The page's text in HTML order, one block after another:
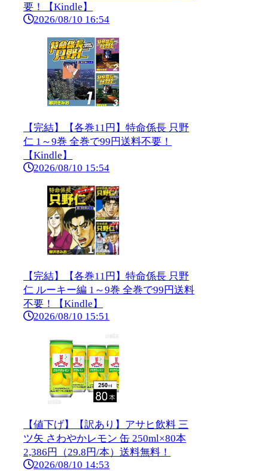
要！【Kindle】
2026/08/10 16:54
【完結】【各巻11円】特命係長 只野
仁 1～9巻 全巻で99円送料不要！
【Kindle】
2026/08/10 15:54
【完結】【各巻11円】特命係長 只野
仁 ルーキー編 1～9巻 全巻で99円送料
不要！【Kindle】
2026/08/10 15:51
【値下げ】【訳あり】アサヒ飲料 三
ツ矢 さわやかレモン 缶 250ml×80本
2,386円（29.8円/本）送料無料！
2026/08/10 14:53